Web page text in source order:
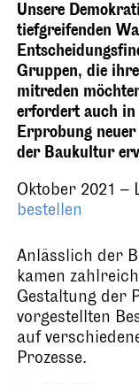
Unsere
tiefgreifenden
Gruppen, die
mitreden
erfordert auch
Erprobung
der Baukultur
Oktober 2021 –
bestellen
Anlässlich der
kamen
Gestaltung der
vorgestellten
auf
Prozesse.